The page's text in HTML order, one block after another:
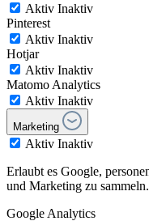
Aktiv Inaktiv
Pinterest
Aktiv Inaktiv
Hotjar
Aktiv Inaktiv
Matomo Analytics
Aktiv Inaktiv
Marketing
Aktiv Inaktiv
Erlaubt es Google,
und Marketing zu sammeln.
Google Analytics